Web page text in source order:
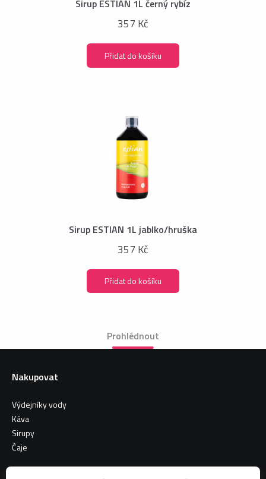
Sirup ESTIAN 1L černý rybíz
357 Kč
Přidat do košíku
Sirup ESTIAN 1L jablko/hruška
357 Kč
Přidat do košíku
Prohlédnout
Nakupovat
Výdejníky vody
Káva
Sirupy
Čaje